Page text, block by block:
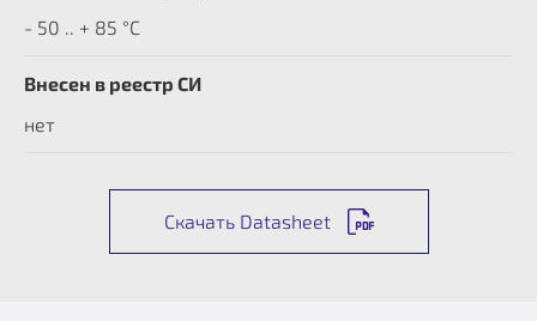
- 50 .. + 85 °C
Внесен в реестр СИ
нет
Скачать Datasheet